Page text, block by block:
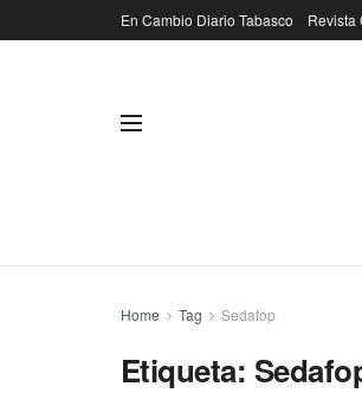
En Cambio Diario Tabasco Revista
Home Tag Sedafop
Etiqueta: